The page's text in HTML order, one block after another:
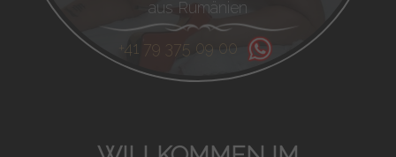
aus Rumänien
+41 79 375 09 00